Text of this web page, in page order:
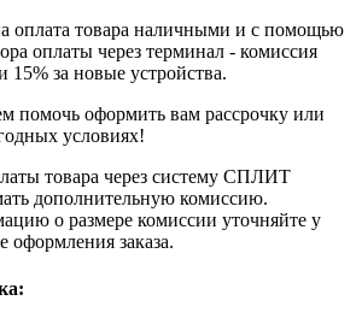
оплата товара наличными и с помощью
оплаты через терминал - комиссия
15% за новые устройства.
помочь оформить вам рассрочку или
условиях!
товара через систему СПЛИТ
дополнительную комиссию.
о размере комиссии уточняйте у
оформления заказа.